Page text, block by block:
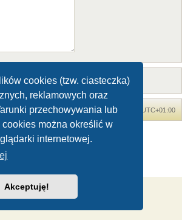
cookies (tzw. ciasteczka)
reklamowych oraz
przechowywania lub
można określić w
internetowej.
Akceptuję!
Strona główna Strefa czasowa UTC+01:00
phpBB® Forum Software © phpBB Limited
pakiet językowy dostarcza